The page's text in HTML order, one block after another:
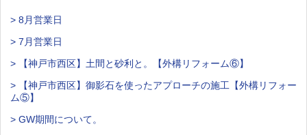
> 8月営業日
> 7月営業日
> 【神戸市西区】土間と砂利と。【外構リフォーム⑥】
> 【神戸市西区】御影石を使ったアプローチの施工【外構リフォー
ム⑤】
> GW期間について。